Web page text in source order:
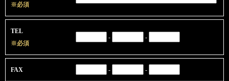
※必須
TEL
※必須
- -
FAX - -